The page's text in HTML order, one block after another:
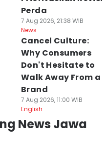
Perda
7 Aug 2026, 21:38 WIB
News
Cancel Culture:
Why Consumers
Don't Hesitate to
Walk Away From a
Brand
7 Aug 2026, 11:00 WIB
English
News Jawa